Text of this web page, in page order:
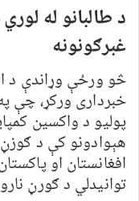
د طالبانو له
غبرګونونه
څو ورځې وړاندې د
خبرداری ورکړ، چې
پولیو د واکسین
هېوادونو کې د
افغانستان او
توانیدلي د ګورڼ